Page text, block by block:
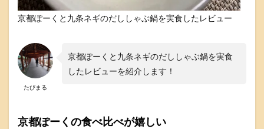
ぽ
ー
九
条
ネ
ギ
の
し
京都ぽーくと九条ネギのだししゃぶ鍋を実食したレビュー
たびまる
京都ぽーくと九条ネギのだししゃぶ鍋を実食
したレビューを紹介します！
京都ぽーくの食べ比べが嬉しい